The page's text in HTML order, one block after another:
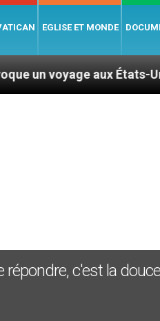
EGLISE ET MONDE
aux États-Unis
répondre, c'est la